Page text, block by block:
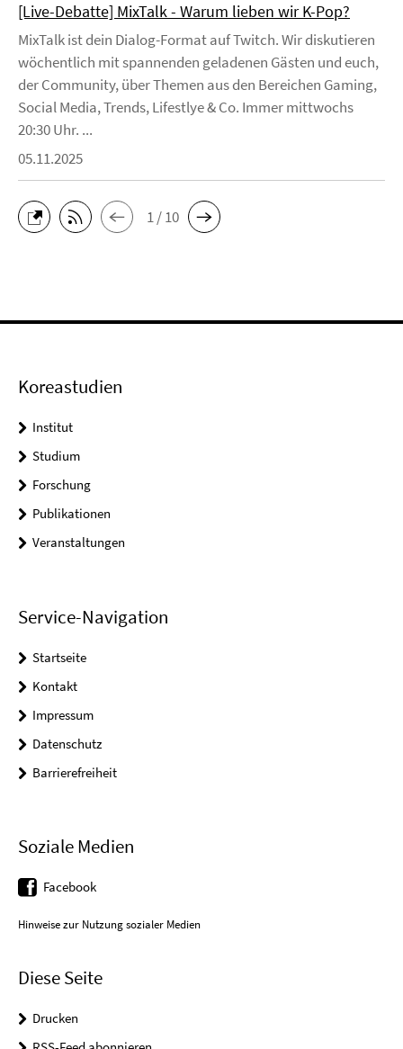
[Live-Debatte] MixTalk - Warum lieben wir K-Pop?
MixTalk ist dein Dialog-Format auf Twitch. Wir diskutieren
wöchentlich mit spannenden geladenen Gästen und euch,
der Community, über Themen aus den Bereichen Gaming,
Social Media, Trends, Lifestlye & Co. Immer mittwochs
20:30 Uhr. ...
05.11.2025
1 / 10
Koreastudien
Institut
Studium
Forschung
Publikationen
Veranstaltungen
Service-Navigation
Startseite
Kontakt
Impressum
Datenschutz
Barrierefreiheit
Soziale Medien
Facebook
Hinweise zur Nutzung sozialer Medien
Diese Seite
Drucken